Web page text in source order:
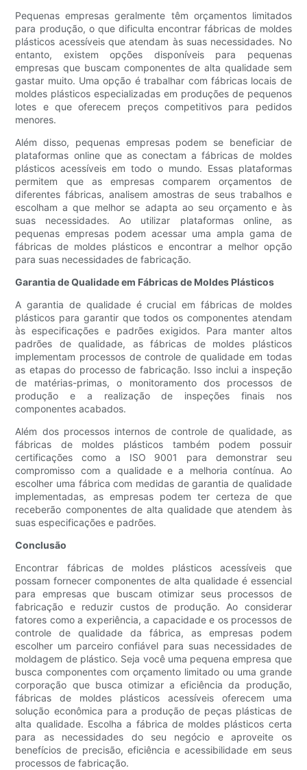
Pequenas empresas geralmente têm orçamentos limitados
para produção, o que dificulta encontrar fábricas de moldes
plásticos acessíveis que atendam às suas necessidades. No
entanto, existem opções disponíveis para pequenas
empresas que buscam componentes de alta qualidade sem
gastar muito. Uma opção é trabalhar com fábricas locais de
moldes plásticos especializadas em produções de pequenos
lotes e que oferecem preços competitivos para pedidos
menores.
Além disso, pequenas empresas podem se beneficiar de
plataformas online que as conectam a fábricas de moldes
plásticos acessíveis em todo o mundo. Essas plataformas
permitem que as empresas comparem orçamentos de
diferentes fábricas, analisem amostras de seus trabalhos e
escolham a que melhor se adapta ao seu orçamento e às
suas necessidades. Ao utilizar plataformas online, as
pequenas empresas podem acessar uma ampla gama de
fábricas de moldes plásticos e encontrar a melhor opção
para suas necessidades de fabricação.
Garantia de Qualidade em Fábricas de Moldes Plásticos
A garantia de qualidade é crucial em fábricas de moldes
plásticos para garantir que todos os componentes atendam
às especificações e padrões exigidos. Para manter altos
padrões de qualidade, as fábricas de moldes plásticos
implementam processos de controle de qualidade em todas
as etapas do processo de fabricação. Isso inclui a inspeção
de matérias-primas, o monitoramento dos processos de
produção e a realização de inspeções finais nos
componentes acabados.
Além dos processos internos de controle de qualidade, as
fábricas de moldes plásticos também podem possuir
certificações como a ISO 9001 para demonstrar seu
compromisso com a qualidade e a melhoria contínua. Ao
escolher uma fábrica com medidas de garantia de qualidade
implementadas, as empresas podem ter certeza de que
receberão componentes de alta qualidade que atendem às
suas especificações e padrões.
Conclusão
Encontrar fábricas de moldes plásticos acessíveis que
possam fornecer componentes de alta qualidade é essencial
para empresas que buscam otimizar seus processos de
fabricação e reduzir custos de produção. Ao considerar
fatores como a experiência, a capacidade e os processos de
controle de qualidade da fábrica, as empresas podem
escolher um parceiro confiável para suas necessidades de
moldagem de plástico. Seja você uma pequena empresa que
busca componentes com orçamento limitado ou uma grande
corporação que busca otimizar a eficiência da produção,
fábricas de moldes plásticos acessíveis oferecem uma
solução econômica para a produção de peças plásticas de
alta qualidade. Escolha a fábrica de moldes plásticos certa
para as necessidades do seu negócio e aproveite os
benefícios de precisão, eficiência e acessibilidade em seus
processos de fabricação.